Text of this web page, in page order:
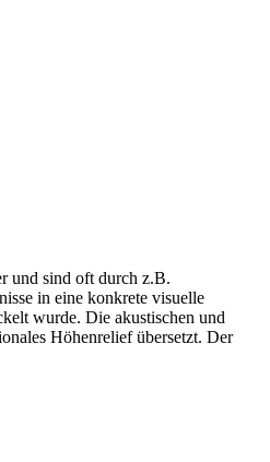
und sind oft durch z.B.
in eine konkrete visuelle
wurde. Die akustischen und
Höhenrelief übersetzt. Der